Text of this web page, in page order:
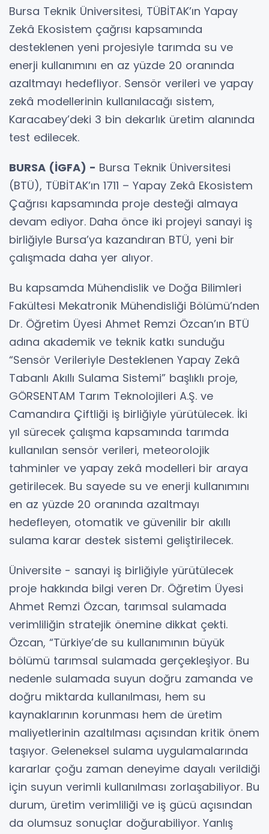
Bursa Teknik Üniversitesi, TÜBİTAK’ın Yapay
Zekâ Ekosistem çağrısı kapsamında
desteklenen yeni projesiyle tarımda su ve
enerji kullanımını en az yüzde 20 oranında
azaltmayı hedefliyor. Sensör verileri ve yapay
zekâ modellerinin kullanılacağı sistem,
Karacabey’deki 3 bin dekarlık üretim alanında
test edilecek.
BURSA (İGFA) - Bursa Teknik Üniversitesi
(BTÜ), TÜBİTAK’ın 1711 – Yapay Zekâ Ekosistem
Çağrısı kapsamında proje desteği almaya
devam ediyor. Daha önce iki projeyi sanayi iş
birliğiyle Bursa’ya kazandıran BTÜ, yeni bir
çalışmada daha yer alıyor.
Bu kapsamda Mühendislik ve Doğa Bilimleri
Fakültesi Mekatronik Mühendisliği Bölümü’nden
Dr. Öğretim Üyesi Ahmet Remzi Özcan’ın BTÜ
adına akademik ve teknik katkı sunduğu
“Sensör Verileriyle Desteklenen Yapay Zekâ
Tabanlı Akıllı Sulama Sistemi” başlıklı proje,
GÖRSENTAM Tarım Teknolojileri A.Ş. ve
Camandıra Çiftliği iş birliğiyle yürütülecek. İki
yıl sürecek çalışma kapsamında tarımda
kullanılan sensör verileri, meteorolojik
tahminler ve yapay zekâ modelleri bir araya
getirilecek. Bu sayede su ve enerji kullanımını
en az yüzde 20 oranında azaltmayı
hedefleyen, otomatik ve güvenilir bir akıllı
sulama karar destek sistemi geliştirilecek.
Üniversite - sanayi iş birliğiyle yürütülecek
proje hakkında bilgi veren Dr. Öğretim Üyesi
Ahmet Remzi Özcan, tarımsal sulamada
verimliliğin stratejik önemine dikkat çekti.
Özcan, “Türkiye’de su kullanımının büyük
bölümü tarımsal sulamada gerçekleşiyor. Bu
nedenle sulamada suyun doğru zamanda ve
doğru miktarda kullanılması, hem su
kaynaklarının korunması hem de üretim
maliyetlerinin azaltılması açısından kritik önem
taşıyor. Geleneksel sulama uygulamalarında
kararlar çoğu zaman deneyime dayalı verildiği
için suyun verimli kullanılması zorlaşabiliyor. Bu
durum, üretim verimliliği ve iş gücü açısından
da olumsuz sonuçlar doğurabiliyor. Yanlış